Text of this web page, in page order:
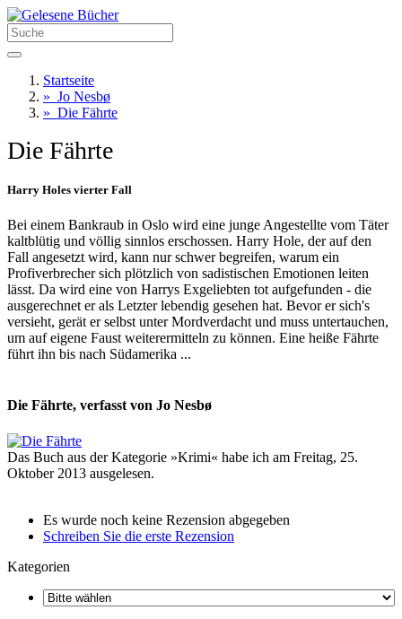
Startseite
» Jo Nesbø
» Die Fährte
Die Fährte
Harry Holes vierter Fall
Bei einem Bankraub in Oslo wird eine junge Angestellte vom Täter
kaltblütig und völlig sinnlos erschossen. Harry Hole, der auf den
Fall angesetzt wird, kann nur schwer begreifen, warum ein
Profiverbrecher sich plötzlich von sadistischen Emotionen leiten
lässt. Da wird eine von Harrys Exgeliebten tot aufgefunden - die
ausgerechnet er als Letzter lebendig gesehen hat. Bevor er sich's
versieht, gerät er selbst unter Mordverdacht und muss untertauchen,
um auf eigene Faust weiterermitteln zu können. Eine heiße Fährte
führt ihn bis nach Südamerika ...
Die Fährte, verfasst von Jo Nesbø
Das Buch aus der Kategorie »Krimi« habe ich am Freitag, 25.
Oktober 2013 ausgelesen.
Es wurde noch keine Rezension abgegeben
Schreiben Sie die erste Rezension
Kategorien